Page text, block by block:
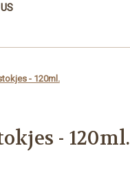
- 120ml.
- 120ml.